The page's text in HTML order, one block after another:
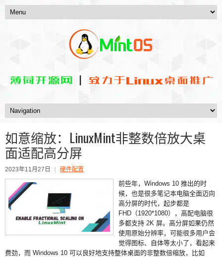
如意缩放：LinuxMint非整数倍放大桌
面适配高分屏
2023年11月27日 硬件配置
前些年，Windows 10 推出的时
候，也是很多笔记本电脑全面迈向
高分屏的时代，起步都是
FHD（1920*1080），高配电脑很
多都支持 2K 屏。高分屏如果仍然
使用原始分辨率，可能很多用户会
觉得图标、自体等太小了，看起来
费劲，而 Windows 10 可以良好地支持整体桌面的非整数倍缩放，比如